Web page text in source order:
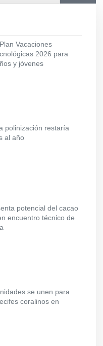
Vacaciones
2026 para
y jóvenes
polinización restaría
al año
potencial del cacao
encuentro técnico de
se unen para
coralinos en